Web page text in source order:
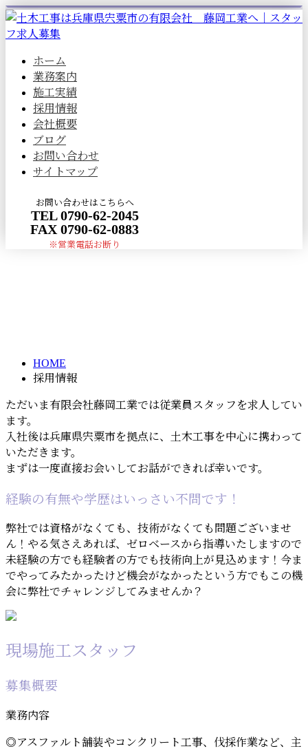
ホーム
業務案内
施工実績
採用情報
会社概要
ブログ
お問い合わせ
サイトマップ
お問い合わせはこちらへ
TEL 0790-62-2045
FAX 0790-62-0883
※営業電話お断り
HOME
採用情報
ただいま有限会社藤岡工業では従業員スタッフを求人してい
ます。
入社後は兵庫県宍粟市を拠点に、土木工事を中心に携わって
いただきます。
まずは一度直接お会いしてお話ができれば幸いです。
経験の有無や学歴はいっさい不問です！
弊社では資格がなくても、技術がなくても問題ございませ
ん！やる気さえあれば、ゼロベースから指導いたしますので
未経験の方でも経験者の方でも技術向上が見込めます！今ま
でやってみたかったけど機会がなかったという方でもこの機
会に弊社でチャレンジしてみませんか？
現場施工スタッフ
募集概要
業務内容
◎アスファルト舗装やコンクリート工事、伐採作業など、主